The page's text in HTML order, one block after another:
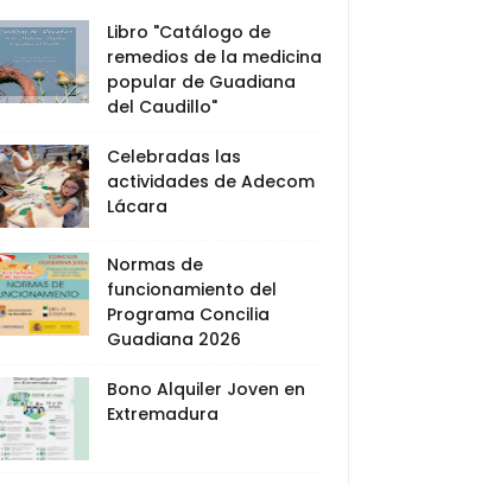
Libro "Catálogo de
remedios de la medicina
popular de Guadiana
del Caudillo"
Celebradas las
actividades de Adecom
Lácara
Normas de
funcionamiento del
Programa Concilia
Guadiana 2026
Bono Alquiler Joven en
Extremadura